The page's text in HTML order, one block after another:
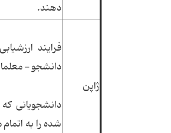
دهند.
ژاپن
فرایند
دانشجو -
دانشجویانی
شده را به